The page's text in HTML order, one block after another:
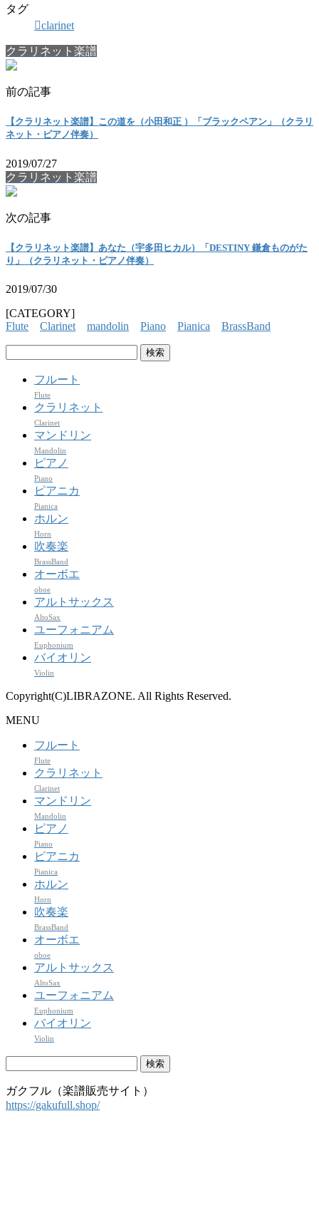
タグ
clarinet
クラリネット楽譜
前の記事
【クラリネット楽譜】この道を（小田和正 ）「ブラックペアン」（クラリ
ネット・ピアノ伴奏）
2019/07/27
クラリネット楽譜
次の記事
【クラリネット楽譜】あなた（宇多田ヒカル）「DESTINY 鎌倉ものがた
り」（クラリネット・ピアノ伴奏）
2019/07/30
[CATEGORY]
Flute
Clarinet mandolin Piano Pianica
BrassBand
フルート
Flute
クラリネット
Clarinet
マンドリン
Mandolin
ピアノ
Piano
ピアニカ
Pianica
ホルン
Horn
吹奏楽
BrassBand
オーボエ
oboe
アルトサックス
AltoSax
ユーフォニアム
Euphonium
バイオリン
Violin
Copyright(C)LIBRAZONE. All Rights Reserved.
MENU
フルート
Flute
クラリネット
Clarinet
マンドリン
Mandolin
ピアノ
Piano
ピアニカ
Pianica
ホルン
Horn
吹奏楽
BrassBand
オーボエ
oboe
アルトサックス
AltoSax
ユーフォニアム
Euphonium
バイオリン
Violin
ガクフル（楽譜販売サイト）
https://gakufull.shop/